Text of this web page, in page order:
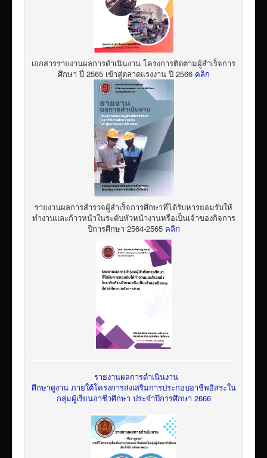
เอกสารรายงานผลการดำเนินงาน โครงการติดตามผู้สำเร็จการ
ศึกษา ปี 2565 เข้าสู่ตลาดแรงงาน ปี 2566 คลิก
รายงานผลการสำรวจผู้สำเร็จการศึกษาที่ได้รับหารยอมรับให้
ทำงานและก้าวหน้าในระดับหัวหน้างานหรือเป็นเจ้าของกิจการ
ปีการศึกษา 2564-2565 คลิก
รายงานผลการดำเนินงาน
ศึกษาดูงาน ภายใต้โครงการส่งเสริมการประกอบอาชีพอิสระใน
กลุ่มผู้เรียนอาชีวศึกษา ประจำปีการศึกษา 2666